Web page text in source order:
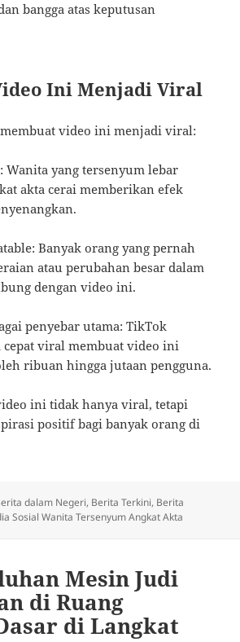
bangga atas keputusan
Ini Menjadi Viral
video ini menjadi viral:
Wanita yang tersenyum lebar
akta cerai memberikan efek
Banyak orang yang pernah
atau perubahan besar dalam
dengan video ini.
penyebar utama: TikTok
cepat viral membuat video ini
ribuan hingga jutaan pengguna.
ini tidak hanya viral, tetapi
positif bagi banyak orang di
dalam Negeri, Berita Terkini, Berita
Sosial Wanita Tersenyum Angkat Akta
Mesin Judi
di Ruang
di Langkat